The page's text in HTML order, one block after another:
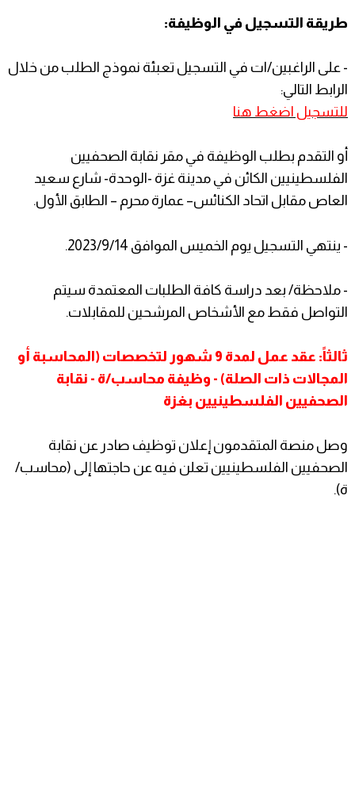
طريقة التسجيل في الوظيفة:
- على الراغبين/ات في التسجيل تعبئة نموذج الطلب من خلال
الرابط التالي:
للتسجيل اضغط هنا
أو التقدم بطلب الوظيفة في مقر نقابة الصحفيين
الفلسطينيين الكائن في مدينة غزة -الوحدة- شارع سعيد
العاص مقابل اتحاد الكنائس– عمارة محرم – الطابق الأول.
- ينتهي التسجيل يوم الخميس الموافق 2023/9/14.
- ملاحظة/ بعد دراسة كافة الطلبات المعتمدة سيتم
التواصل فقط مع الأشخاص المرشحين للمقابلات.
ثالثاً: عقد عمل لمدة 9 شهور لتخصصات (المحاسبة أو
المجالات ذات الصلة) - وظيفة محاسب/ة - نقابة
الصحفيين الفلسطينيين بغزة
وصل منصة المتقدمون إعلان توظيف صادر عن نقابة
الصحفيين الفلسطينيين تعلن فيه عن حاجتها إلى (محاسب/
ة).